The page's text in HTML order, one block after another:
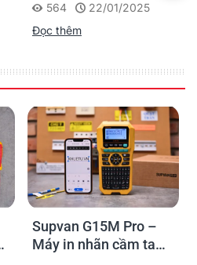
nghiệp của Brother
564
22/01/2025
Đọc thêm
Supvan G15M Pro –
Máy in nhãn cầm tay